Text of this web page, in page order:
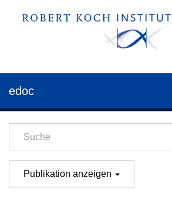
edoc
Publikation anzeigen